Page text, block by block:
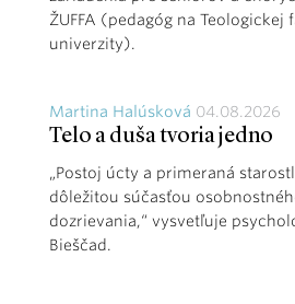
ŽUFFA (pedagóg na Teologickej
univerzity).
Martina Halúsková 04.08.2026
Telo a duša tvoria jedno
„Postoj úcty a primeraná
dôležitou súčasťou
dozrievania,“ vysvetľuje
Bieščad.